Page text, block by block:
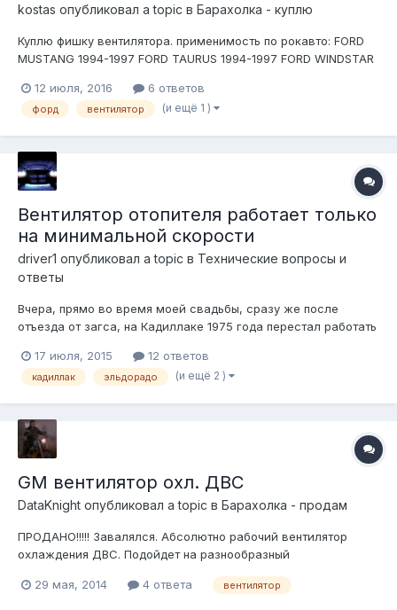
kostas опубликовал a topic в Барахолка - куплю
Куплю фишку вентилятора. применимость по рокавто: FORD
MUSTANG 1994-1997 FORD TAURUS 1994-1997 FORD WINDSTAR
FORD THUNDERBIRD 1994-1997 MERCURY COUGAR 1994-1997
12 июля, 2016 6 ответов
форд вентилятор (и ещё 1 )
Вентилятор отопителя работает только
на минимальной скорости
driver1 опубликовал a topic в Технические вопросы и
ответы
Вчера, прямо во время моей свадьбы, сразу же после
отъезда от загса, на Кадиллаке 1975 года перестал работать
не передвигал рычажок управления потоком и скоростью-
все время печка работает только на минимальной скорости.
17 июля, 2015 12 ответов
кадиллак эльдорадо (и ещё 2 )
GM вентилятор охл. ДВС
DataKnight опубликовал a topic в Барахолка - продам
ПРОДАНО!!!!! Завалялся. Абсолютно рабочий вентилятор
охлаждения ДВС. Подойдет на разнообразный
Chevrolet Celebrity, Buick Century, Pontiac Grand Am и прочее,
29 мая, 2014 4 ответа вентилятор